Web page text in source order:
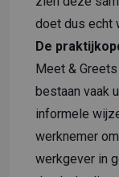
doet dus echt
De
Meet &
bestaan vaak
informele
werknemer
werkgever in